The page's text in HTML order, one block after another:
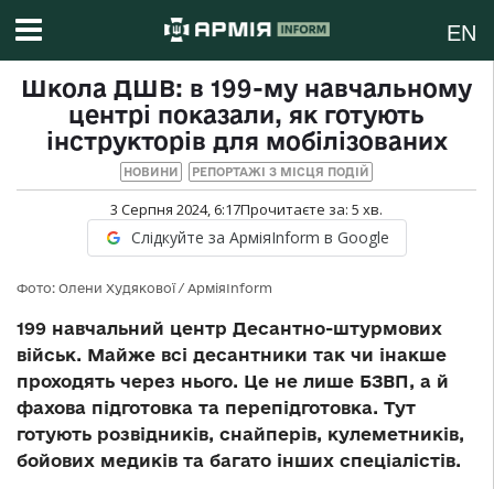
EN
Школа ДШВ: в 199-му навчальному
центрі показали, як готують
інструкторів для мобілізованих
НОВИНИ РЕПОРТАЖІ З МІСЦЯ ПОДІЙ
3 Серпня 2024, 6:17Прочитаєте за: 5 хв.
Слідкуйте за АрміяInform в Google
Фото: Олени Худякової / АрміяInform
199 навчальний центр Десантно-штурмових
військ. Майже всі десантники так чи інакше
проходять через нього. Це не лише БЗВП, а й
фахова підготовка та перепідготовка. Тут
готують розвідників, снайперів, кулеметників,
бойових медиків та багато інших спеціалістів.